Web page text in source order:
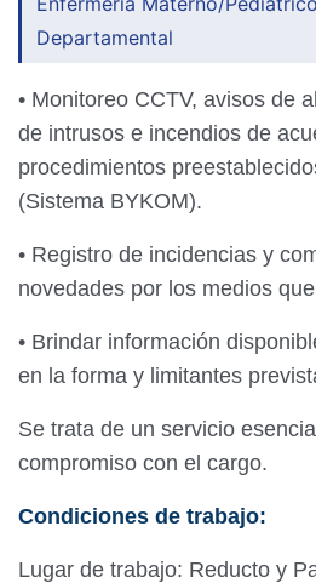
Departamental
• Monitoreo CCTV, avisos de
de intrusos e incendios de
procedimientos
(Sistema BYKOM).
• Registro de incidencias y
novedades por los medios
• Brindar información
en la forma y limitantes
Se trata de un servicio
compromiso con el cargo.
Condiciones de trabajo:
Lugar de trabajo: Reducto y